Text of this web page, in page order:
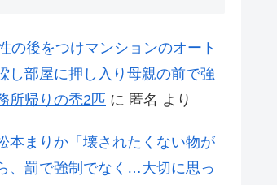
の後をつけマンションのオート
し部屋に押し入り母親の前で強
所帰りの禿2匹 に 匿名 より
本まりか「壊されたくない物が
、罰で強制でなく…大切に思っ